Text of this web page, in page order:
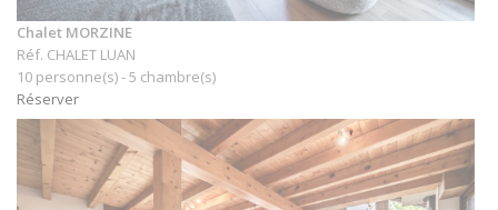
Chalet MORZINE
Réf. CHALET LUAN
10 personne(s) - 5 chambre(s)
Réserver